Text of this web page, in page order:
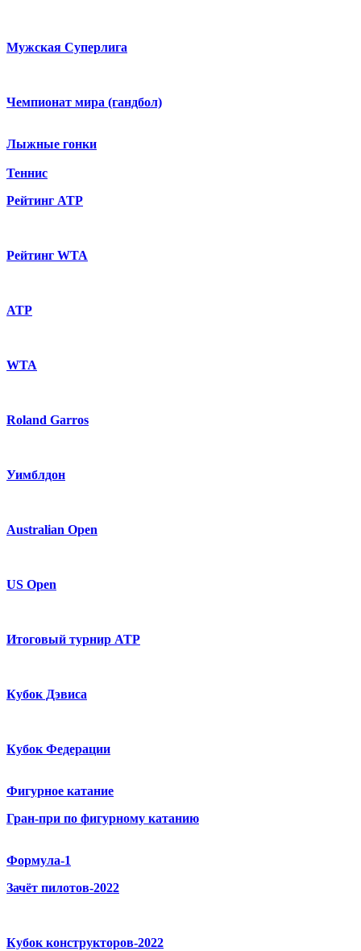
Мужская Суперлига
Чемпионат мира (гандбол)
Лыжные гонки
Теннис
Рейтинг ATP
Рейтинг WTA
ATP
WTA
Roland Garros
Уимблдон
Australian Open
US Open
Итоговый турнир ATP
Кубок Дэвиса
Кубок Федерации
Фигурное катание
Гран-при по фигурному катанию
Формула-1
Зачёт пилотов-2022
Кубок конструкторов-2022